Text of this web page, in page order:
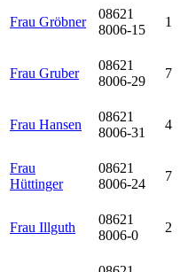
Frau Gröbner
08621
8006-15
1
Frau Gruber
08621
8006-29
7
Frau Hansen
08621
8006-31
4
Frau
Hüttinger
08621
8006-24
7
Frau Illguth
08621
8006-0
2